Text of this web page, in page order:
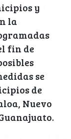
y
la
fin de
se
de
Nuevo